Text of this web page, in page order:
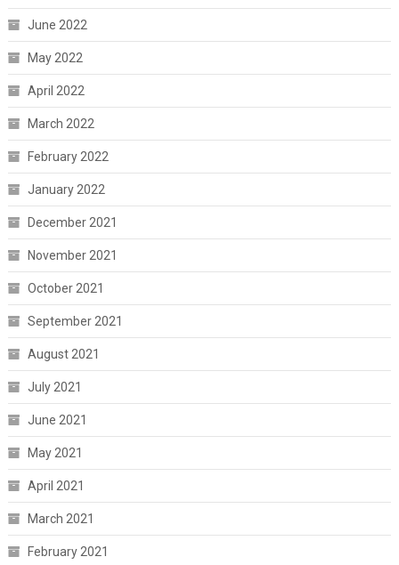
June 2022
May 2022
April 2022
March 2022
February 2022
January 2022
December 2021
November 2021
October 2021
September 2021
August 2021
July 2021
June 2021
May 2021
April 2021
March 2021
February 2021